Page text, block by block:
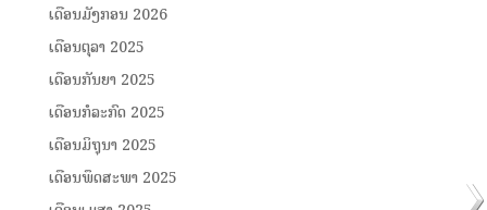
ເດືອນມັງກອນ 2026
ເດືອນຕຸລາ 2025
ເດືອນກັນຍາ 2025
ເດືອນກໍລະກົດ 2025
ເດືອນມິຖຸນາ 2025
ເດືອນພຶດສະພາ 2025